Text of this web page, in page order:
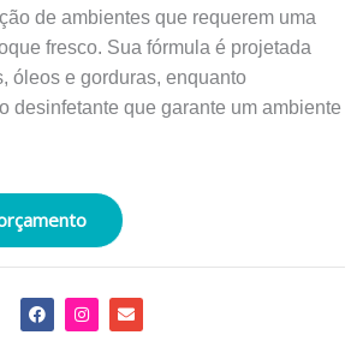
de ambientes que requerem uma
fresco. Sua fórmula é projetada
óleos e gorduras, enquanto
desinfetante que garante um ambiente
F
a
I
n
E
n